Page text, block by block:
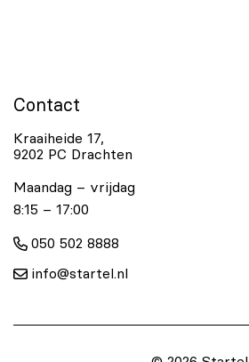
Contact
Kraaiheide 17,
9202 PC Drachten
Maandag – vrijdag
8:15 – 17:00
050 502 8888
info@startel.nl